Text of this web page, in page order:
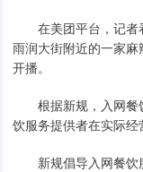
在美团平台，记者看
雨润大街附近的一家
开播。
根据新规，入网餐饮
饮服务提供者在实际经
新规倡导入网餐饮服